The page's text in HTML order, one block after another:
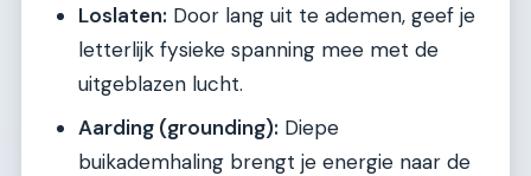
Loslaten: Door lang uit te ademen, geef je
letterlijk fysieke spanning mee met de
uitgeblazen lucht.
Aarding (grounding): Diepe
buikademhaling brengt je energie naar de